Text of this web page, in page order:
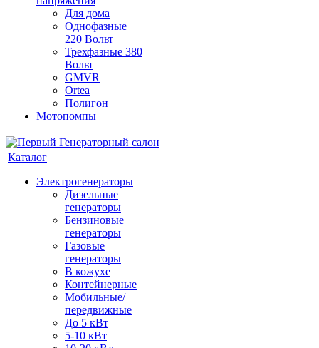
Для дома
Однофазные
220 Вольт
Трехфазные 380
Вольт
GMVR
Ortea
Полигон
Мотопомпы
Каталог
Электрогенераторы
Дизельные
генераторы
Бензиновые
генераторы
Газовые
генераторы
В кожухе
Контейнерные
Мобильные/
передвижные
До 5 кВт
5-10 кВт